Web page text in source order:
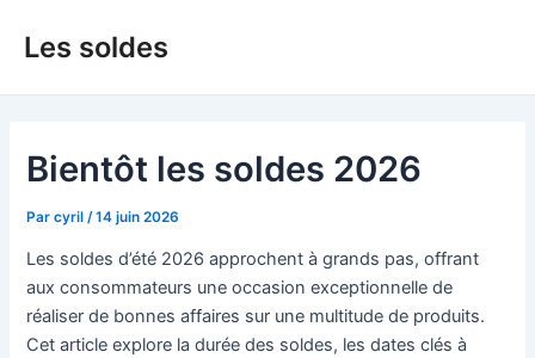
Les soldes
Bientôt les soldes 2026
Parcyril /14 juin 2026
Les soldes d’été 2026 approchent à grands pas, offrant
aux consommateurs une occasion exceptionnelle de
réaliser de bonnes affaires sur une multitude de produits.
Cet article explore la durée des soldes, les dates clés à